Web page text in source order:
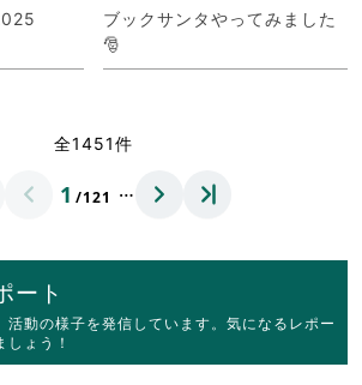
ブックサンタやってみました
🎅
全1451件
1 /121 …
ート
活動の様子を発信しています。気になるレポー
しょう！